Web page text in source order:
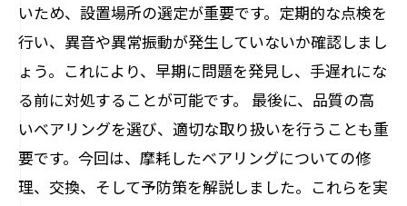
いため、設置場所の選定が重要です。定期的な点検を
行い、異音や異常振動が発生していないか確認しまし
ょう。これにより、早期に問題を発見し、手遅れにな
る前に対処することが可能です。 最後に、品質の高
いベアリングを選び、適切な取り扱いを行うことも重
要です。今回は、摩耗したベアリングについての修
理、交換、そして予防策を解説しました。これらを実